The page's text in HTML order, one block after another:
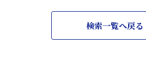
検索一覧へ戻る